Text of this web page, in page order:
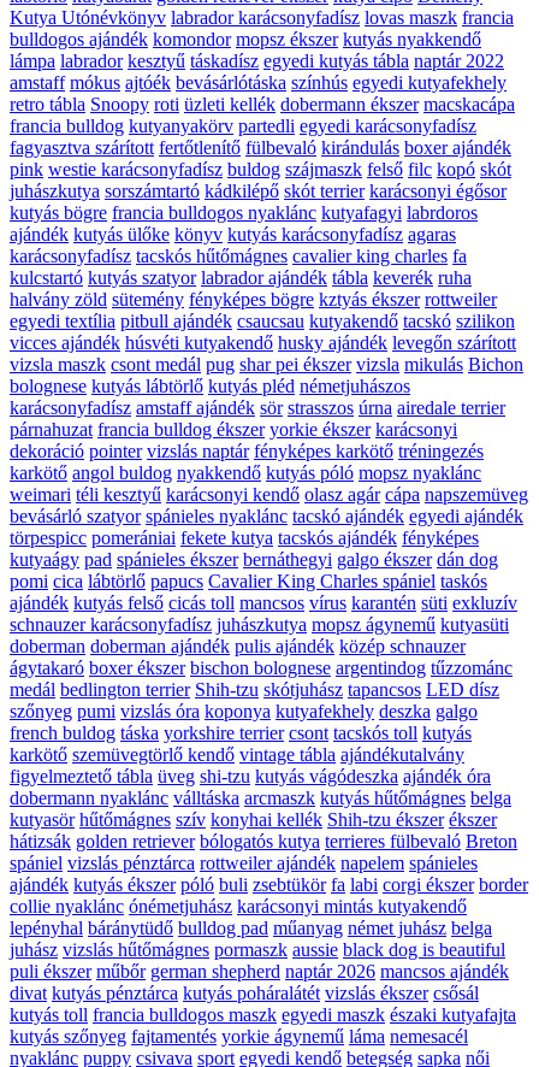
Kutya Utónévkönyv labrador karácsonyfadísz lovas maszk francia
bulldogos ajándék komondor mopsz ékszer kutyás nyakkendő
lámpa labrador kesztyű táskadísz egyedi kutyás tábla naptár 2022
amstaff mókus ajtóék bevásárlótáska színhús egyedi kutyafekhely
retro tábla Snoopy roti üzleti kellék dobermann ékszer macskacápa
francia bulldog kutyanyakörv partedli egyedi karácsonyfadísz
fagyasztva szárított fertőtlenítő fülbevaló kirándulás boxer ajándék
pink westie karácsonyfadísz buldog szájmaszk felső filc kopó skót
juhászkutya sorszámtartó kádkilépő skót terrier karácsonyi égősor
kutyás bögre francia bulldogos nyaklánc kutyafagyi labrdoros
ajándék kutyás ülőke könyv kutyás karácsonyfadísz agaras
karácsonyfadísz tacskós hűtőmágnes cavalier king charles fa
kulcstartó kutyás szatyor labrador ajándék tábla keverék ruha
halvány zöld sütemény fényképes bögre kztyás ékszer rottweiler
egyedi textília pitbull ajándék csaucsau kutyakendő tacskó szilikon
vicces ajándék húsvéti kutyakendő husky ajándék levegőn szárított
vizsla maszk csont medál pug shar pei ékszer vizsla mikulás Bichon
bolognese kutyás lábtörlő kutyás pléd németjuhászos
karácsonyfadísz amstaff ajándék sör strasszos úrna airedale terrier
párnahuzat francia bulldog ékszer yorkie ékszer karácsonyi
dekoráció pointer vizslás naptár fényképes karkötő tréningezés
karkötő angol buldog nyakkendő kutyás póló mopsz nyaklánc
weimari téli kesztyű karácsonyi kendő olasz agár cápa napszemüveg
bevásárló szatyor spánieles nyaklánc tacskó ajándék egyedi ajándék
törpespicc pomerániai fekete kutya tacskós ajándék fényképes
kutyaágy pad spánieles ékszer bernáthegyi galgo ékszer dán dog
pomi cica lábtörlő papucs Cavalier King Charles spániel taskós
ajándék kutyás felső cicás toll mancsos vírus karantén süti exkluzív
schnauzer karácsonyfadísz juhászkutya mopsz ágynemű kutyasüti
doberman doberman ajándék pulis ajándék közép schnauzer
ágytakaró boxer ékszer bischon bolognese argentindog tűzzománc
medál bedlington terrier Shih-tzu skótjuhász tapancsos LED dísz
szőnyeg pumi vizslás óra koponya kutyafekhely deszka galgo
french buldog táska yorkshire terrier csont tacskós toll kutyás
karkötő szemüvegtörlő kendő vintage tábla ajándékutalvány
figyelmeztető tábla üveg shi-tzu kutyás vágódeszka ajándék óra
dobermann nyaklánc válltáska arcmaszk kutyás hűtőmágnes belga
kutyasör hűtőmágnes szív konyhai kellék Shih-tzu ékszer ékszer
hátizsák golden retriever bólogatós kutya terrieres fülbevaló Breton
spániel vizslás pénztárca rottweiler ajándék napelem spánieles
ajándék kutyás ékszer póló buli zsebtükör fa labi corgi ékszer border
collie nyaklánc ónémetjuhász karácsonyi mintás kutyakendő
lepényhal báránytüdő bulldog pad műanyag német juhász belga
juhász vizslás hűtőmágnes pormaszk aussie black dog is beautiful
puli ékszer műbőr german shepherd naptár 2026 mancsos ajándék
divat kutyás pénztárca kutyás poháralátét vizslás ékszer csősál
kutyás toll francia bulldogos maszk egyedi maszk északi kutyafajta
kutyás szőnyeg fajtamentés yorkie ágynemű láma nemesacél
nyaklánc puppy csivava sport egyedi kendő betegség sapka női